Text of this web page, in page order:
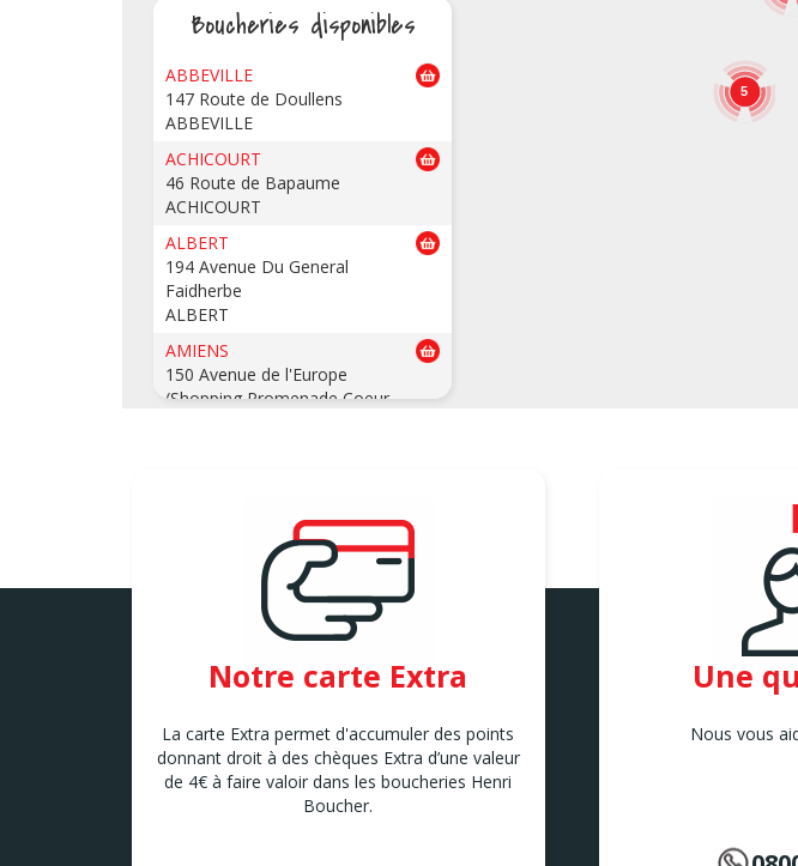
Boucheries disponibles
ABBEVILLE
147 Route de Doullens
ABBEVILLE
ACHICOURT
46 Route de Bapaume
ACHICOURT
ALBERT
194 Avenue Du General
Faidherbe
ALBERT
AMIENS
150 Avenue de l'Europe
(Shopping Promenade Coeur
ARMENTIERES
73-73bis Rue des Résistants
ARMENTIERES
1-A Avenue Georges Brassens
ARRAS
52 Avenue Winston Churchill
ARRAS
AUCHY LES MINES
5
Notre carte Extra
La carte Extra permet d'accumuler des points
donnant droit à des chèques Extra d’une valeur
de 4€ à faire valoir dans les boucheries Henri
Boucher.
Une
Nous vous